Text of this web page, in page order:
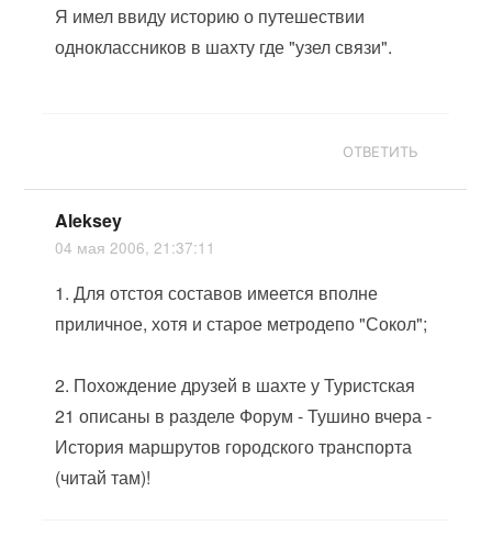
Я имел ввиду историю о путешествии
одноклассников в шахту где "узел связи".
ОТВЕТИТЬ
Aleksey
04 мая 2006, 21:37:11
1. Для отстоя составов имеется вполне
приличное, хотя и старое метродепо "Сокол";
2. Похождение друзей в шахте у Туристская
21 описаны в разделе Форум - Тушино вчера -
История маршрутов городского транспорта
(читай там)!